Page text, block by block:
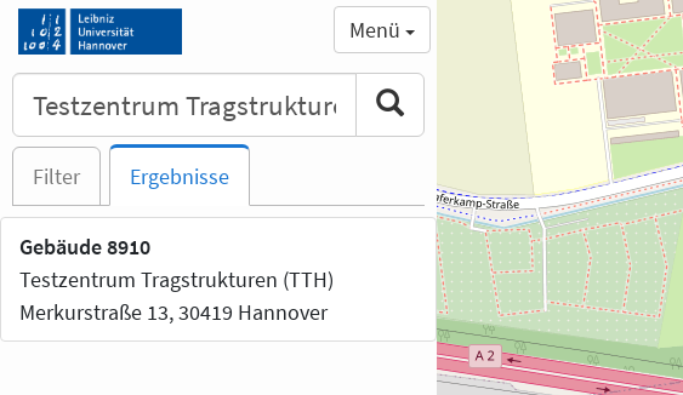
Menü
Filter Ergebnisse
Gebäude 8910
Testzentrum Tragstrukturen (TTH)
Merkurstraße 13, 30419 Hannover